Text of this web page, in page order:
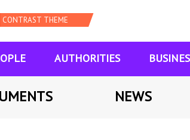
AUTHORITIES
NEWS